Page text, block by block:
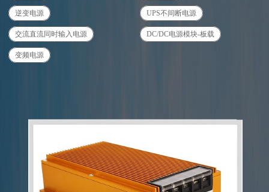
逆变电源 UPS不间断电源
交流直流同时输入电源 DC/DC电源模块-板载
变频电源